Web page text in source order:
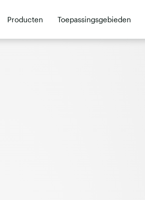
Producten Toepassingsgebieden